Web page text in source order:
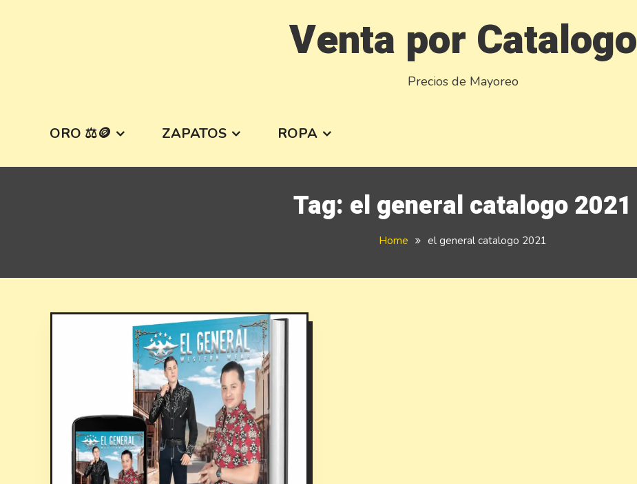
Venta por Catalogo
Precios de Mayoreo
ORO ⚖️🪙 ZAPATOS ROPA
Tag: el general catalogo 2021
Home el general catalogo 2021